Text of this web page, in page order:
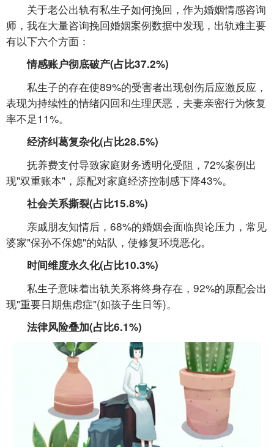
关于老公出轨有私生子如何挽回，作为婚姻情感咨询
师，我在大量咨询挽回婚姻案例数据中发现，出轨难主要
有以下六个方面：
情感账户彻底破产(占比37.2%)
私生子的存在使89%的受害者出现创伤后应激反应，
表现为持续性的情绪闪回和生理厌恶，夫妻亲密行为恢复
率不足11%。
经济纠葛复杂化(占比28.5%)
抚养费支付导致家庭财务透明化受阻，72%案例出
现"双重账本"，原配对家庭经济控制感下降43%。
社会关系撕裂(占比15.8%)
亲戚朋友知情后，68%的婚姻会面临舆论压力，常见
婆家"保孙不保媳"的站队，使修复环境恶化。
时间维度永久化(占比10.3%)
私生子意味着出轨关系将终身存在，92%的原配会出
现"重要日期焦虑症"(如孩子生日等)。
法律风险叠加(占比6.1%)